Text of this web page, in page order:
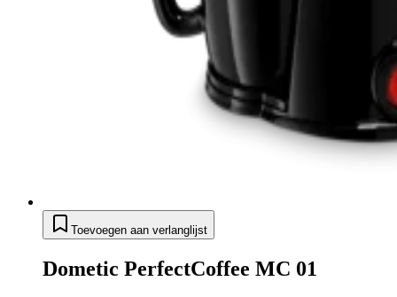
Toevoegen aan verlanglijst
Dometic PerfectCoffee MC 01